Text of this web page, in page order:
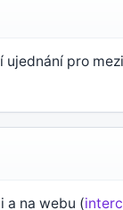
pro
a na webu (